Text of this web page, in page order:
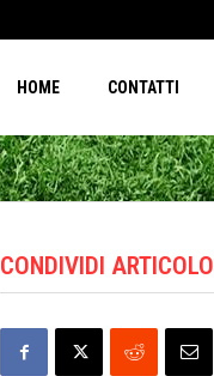
HOME CONTATTI
CONDIVIDI ARTICOLO